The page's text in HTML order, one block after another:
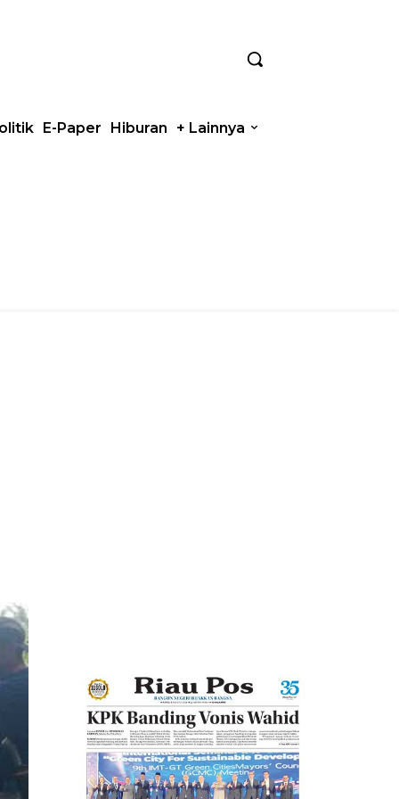
E-Paper Hiburan + Lainnya